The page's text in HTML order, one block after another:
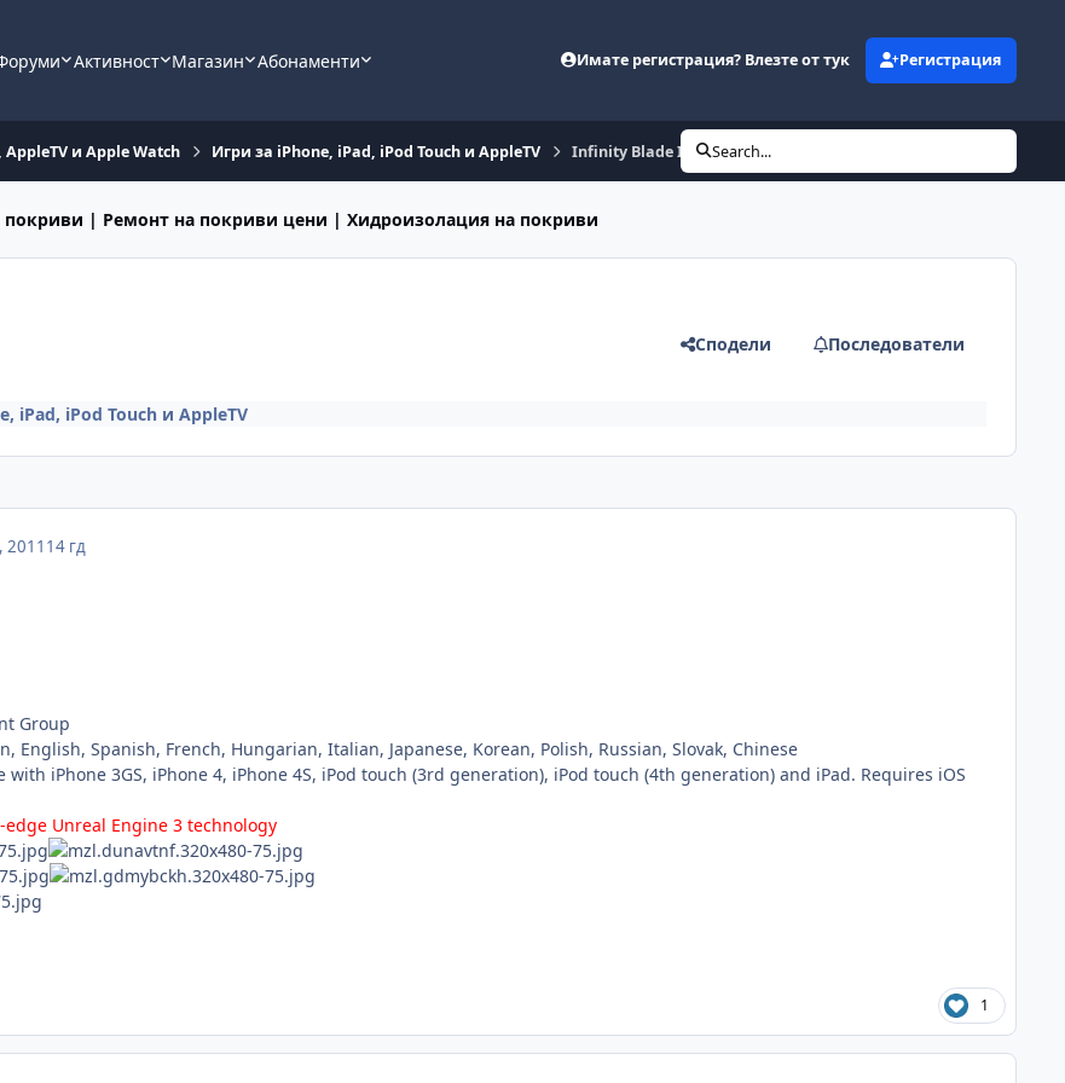
Активност Магазин Абонаменти Имате регистрация? Влезте от тук Регистрация
и Apple Watch Игри за iPhone, iPad, iPod Touch и AppleTV Infinity Blade II Search...
покриви | Ремонт на покриви цени | Хидроизолация на покриви
Сподели Последователи
iPad, iPod Touch и AppleTV
14 гд
Group
English, Spanish, French, Hungarian, Italian, Japanese, Korean, Polish, Russian, Slovak, Chinese
iPhone 3GS, iPhone 4, iPhone 4S, iPod touch (3rd generation), iPod touch (4th generation) and iPad. Requires iOS
edge Unreal Engine 3 technology
1